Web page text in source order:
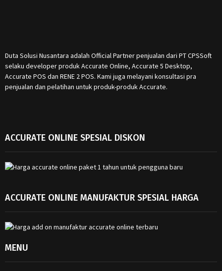
Duta Solusi Nusantara adalah Official Partner penjualan dari PT CPSSoft
selaku developer produk Accurate Online, Accurate 5 Desktop,
Accurate POS dan RENE 2 POS. Kami juga melayani konsultasi pra
penjualan dan pelatihan untuk produk-produk Accurate.
ACCURATE ONLINE SPESIAL DISKON
ACCURATE ONLINE MANUFAKTUR SPESIAL HARGA
MENU